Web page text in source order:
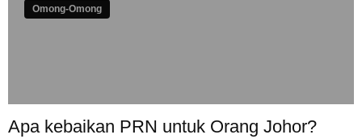
Omong-Omong
Apa kebaikan PRN untuk Orang Johor?